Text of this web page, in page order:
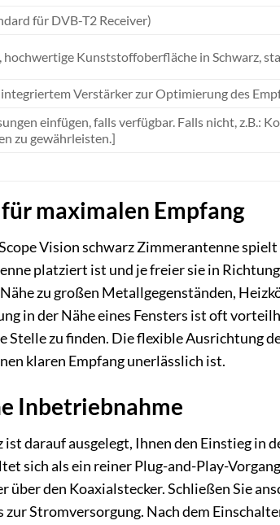
für DVB-T2 Receiver)
hochwertige Kunststoffoberfläche in Schwarz,
Verstärker zur Optimierung des
einfügen, falls verfügbar. Falls nicht, z.B.:
zu gewährleisten.]
maximalen Empfang
Vision schwarz Zimmerantenne
platziert ist und je freier sie in
zu großen Metallgegenständen,
in der Nähe eines Fensters ist oft
Stelle zu finden. Die flexible Ausrichtung
klaren Empfang unerlässlich ist.
Inbetriebnahme
darauf ausgelegt, Ihnen den Einstieg in
sich als ein reiner Plug-and-Play-
über den Koaxialstecker. Schließen Sie
Stromversorgung. Nach dem